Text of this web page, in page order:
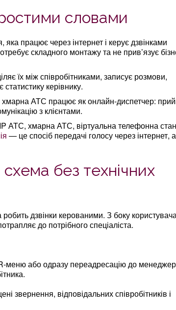
словами
працює через інтернет і керує дзвінками
складного монтажу та не прив’язує
їх між співробітниками, записує розмови,
керівнику.
АТС працює як онлайн-диспетчер:
з клієнтами.
АТС, хмарна АТС, віртуальна телефонна
— це спосіб передачі голосу через інтернет, а
без технічних
дзвінки керованими. З боку
до потрібного спеціаліста.
меню або одразу переадресацію до
звернення, відповідальних співробітників і